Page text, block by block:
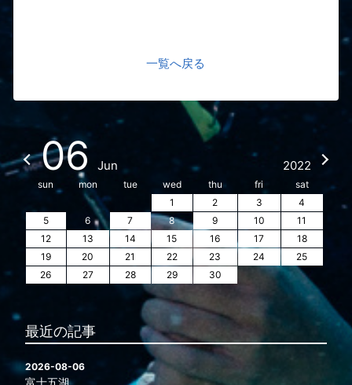
一覧へ戻る
06 Jun 2022
sun mon tue wed thu fri
sat
1
2 3
4
5
6 7 8 9 10
11
12
13 14 15 16 17
18
19
20 21 22 23 24
25
26
27 28 29 30
最近の記事
2026-08-06
富士五湖